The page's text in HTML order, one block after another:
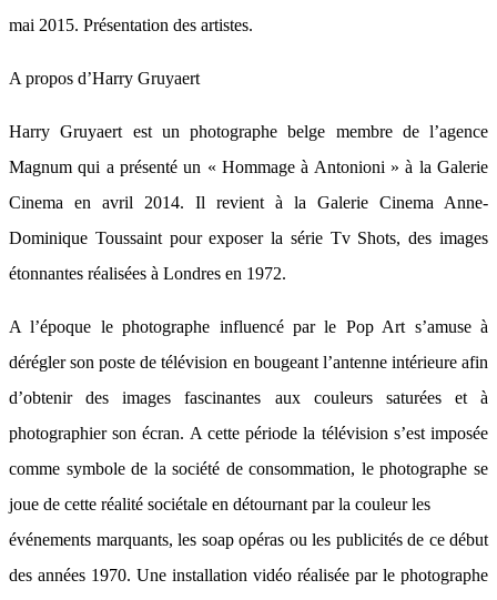
mai 2015. Présentation des artistes.
A propos d’Harry Gruyaert
Harry Gruyaert est un photographe belge membre de l’agence
Magnum qui a présenté un « Hommage à Antonioni » à la Galerie
Cinema en avril 2014. Il revient à la Galerie Cinema Anne-
Dominique Toussaint pour exposer la série Tv Shots, des images
étonnantes réalisées à Londres en 1972.
A l’époque le photographe influencé par le Pop Art s’amuse à
dérégler son poste de télévision en bougeant l’antenne intérieure afin
d’obtenir des images fascinantes aux couleurs saturées et à
photographier son écran. A cette période la télévision s’est imposée
comme symbole de la société de consommation, le photographe se
joue de cette réalité sociétale en détournant par la couleur les
événements marquants, les soap opéras ou les publicités de ce début
des années 1970. Une installation vidéo réalisée par le photographe